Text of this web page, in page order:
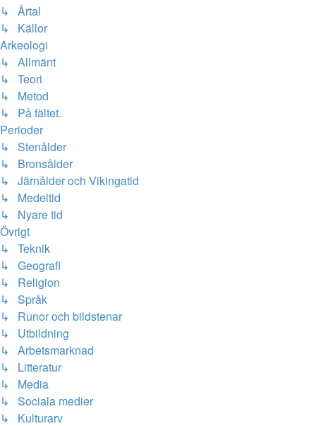
↳ Årtal
↳ Källor
Arkeologi
↳ Allmänt
↳ Teori
↳ Metod
↳ På fältet.
Perioder
↳ Stenålder
↳ Bronsålder
↳ Järnålder och Vikingatid
↳ Medeltid
↳ Nyare tid
Övrigt
↳ Teknik
↳ Geografi
↳ Religion
↳ Språk
↳ Runor och bildstenar
↳ Utbildning
↳ Arbetsmarknad
↳ Litteratur
↳ Media
↳ Sociala medier
↳ Kulturarv